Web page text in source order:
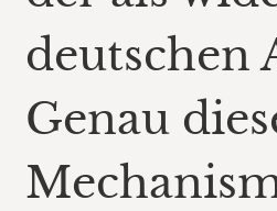
deutschen
Genau